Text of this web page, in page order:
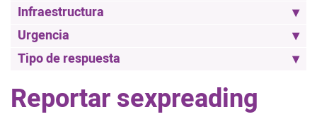
Infraestructura
Urgencia
Tipo de respuesta
Reportar sexpreading